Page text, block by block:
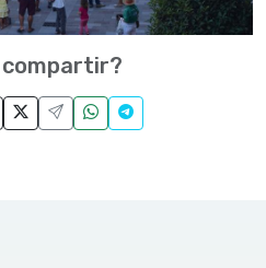
compartir?